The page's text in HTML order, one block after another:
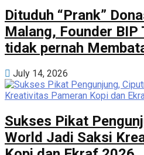
Dituduh “Prank”
Malang, Founder BIP
tidak pernah
July 14, 2026
Sukses Pikat
World Jadi Saksi